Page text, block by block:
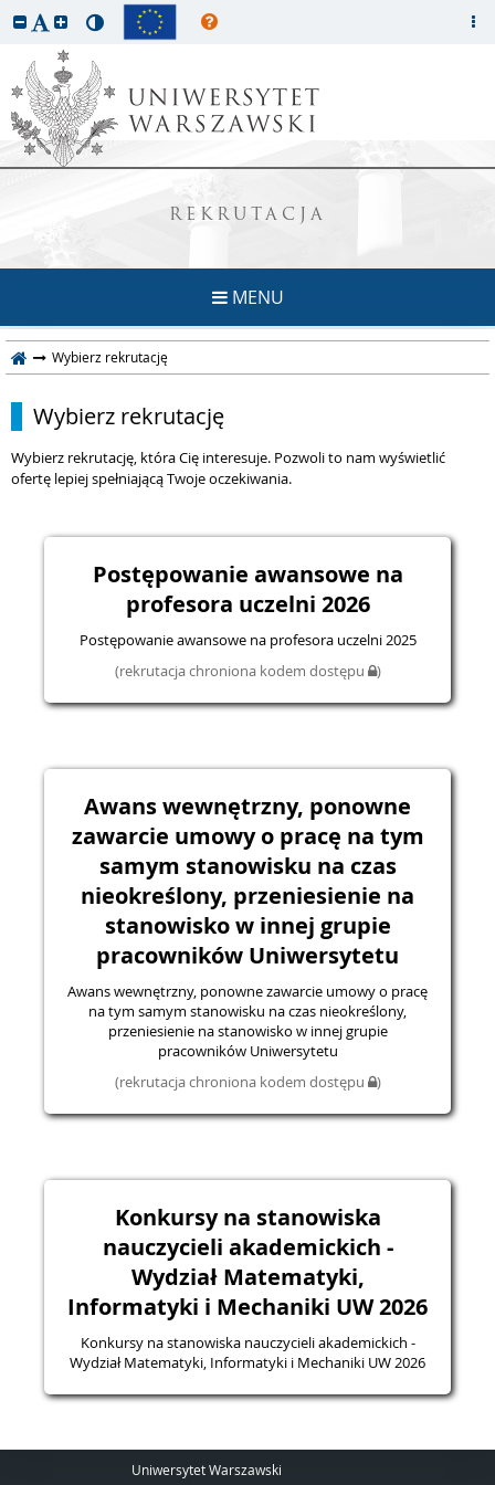
REKRUTACJA
MENU
Wybierz rekrutację
Wybierz rekrutację
Wybierz rekrutację, która Cię interesuje. Pozwoli to nam wyświetlić
ofertę lepiej spełniającą Twoje oczekiwania.
Postępowanie awansowe na
profesora uczelni 2026
Postępowanie awansowe na profesora uczelni 2025
(rekrutacja chroniona kodem dostępu
)
Awans wewnętrzny, ponowne
zawarcie umowy o pracę na tym
samym stanowisku na czas
nieokreślony, przeniesienie na
stanowisko w innej grupie
pracowników Uniwersytetu
Awans wewnętrzny, ponowne zawarcie umowy o pracę
na tym samym stanowisku na czas nieokreślony,
przeniesienie na stanowisko w innej grupie
pracowników Uniwersytetu
(rekrutacja chroniona kodem dostępu
)
Konkursy na stanowiska
nauczycieli akademickich -
Wydział Matematyki,
Informatyki i Mechaniki UW 2026
Konkursy na stanowiska nauczycieli akademickich -
Wydział Matematyki, Informatyki i Mechaniki UW 2026
Uniwersytet Warszawski